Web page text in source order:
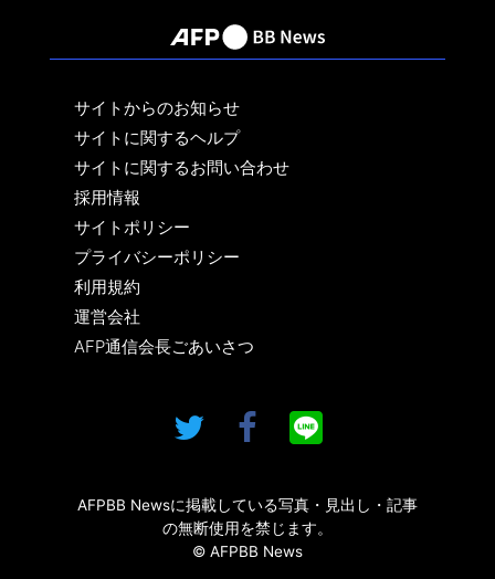
サイトからのお知らせ
サイトに関するヘルプ
サイトに関するお問い合わせ
採用情報
サイトポリシー
プライバシーポリシー
利用規約
運営会社
AFP通信会長ごあいさつ
AFPBB Newsに掲載している写真・見出し・記事
の無断使用を禁じます。
© AFPBB News